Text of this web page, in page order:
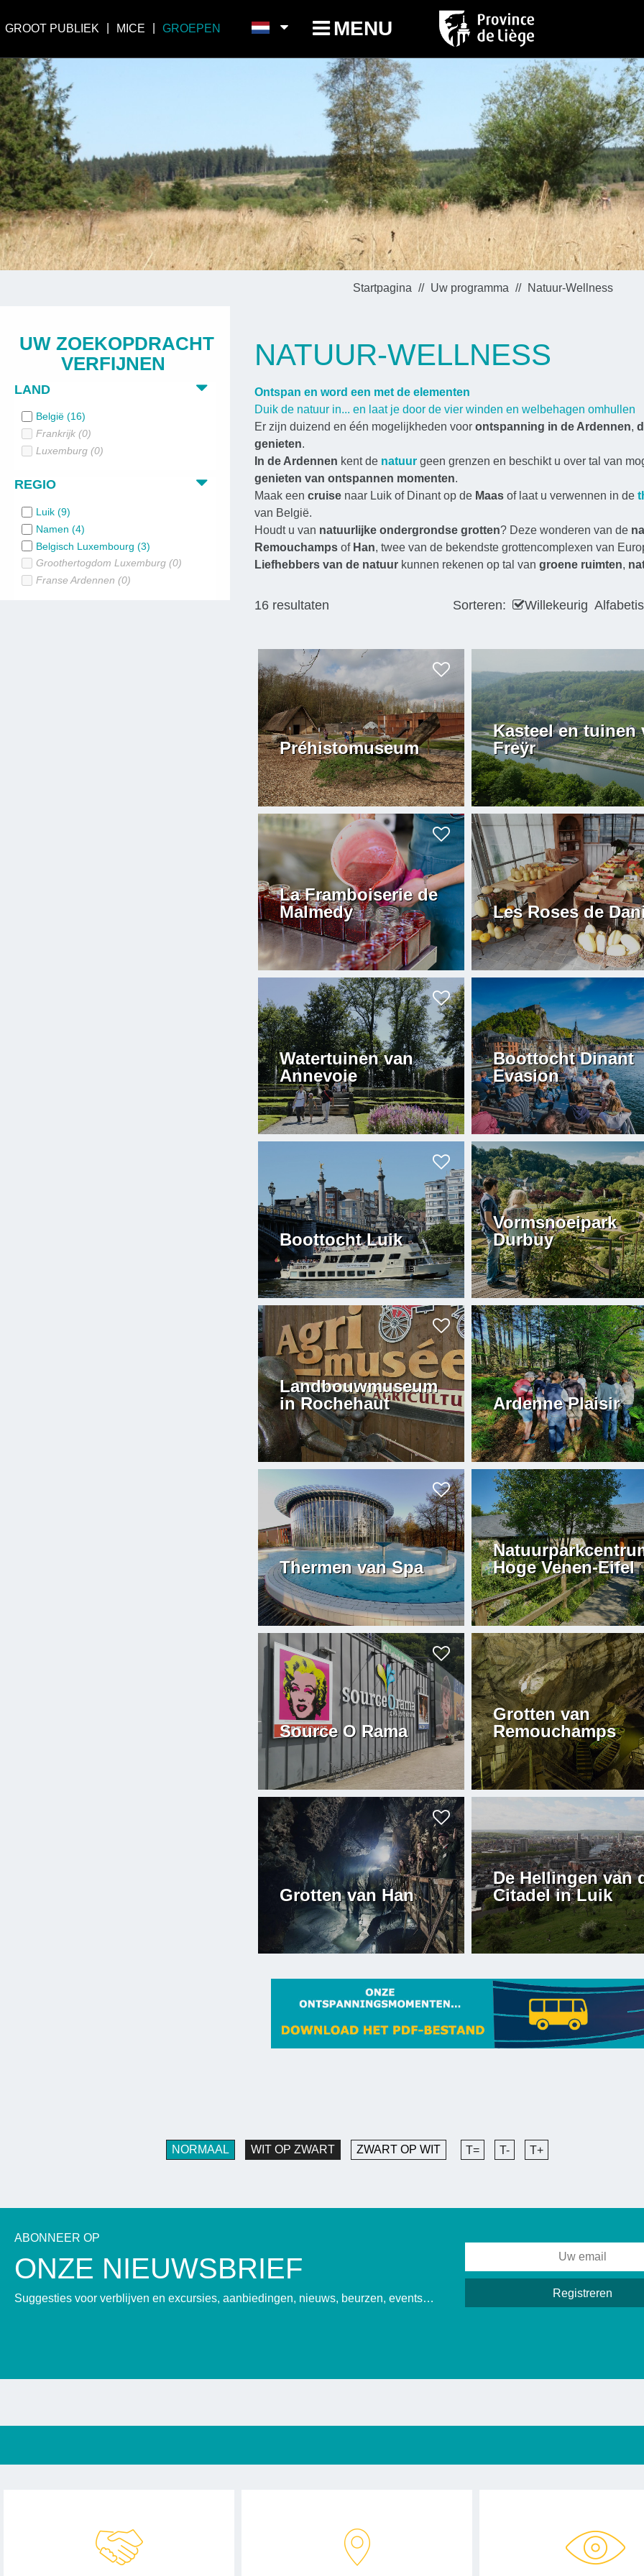
GROOT PUBLIEK MICE GROEPEN MENU
Startpagina Uw programma Natuur-Wellness
UW ZOEKOPDRACHT
VERFIJNEN
LAND
België (16)
Frankrijk (0)
Luxemburg (0)
REGIO
Luik (9)
Namen (4)
Belgisch Luxembourg (3)
Groothertogdom Luxemburg (0)
Franse Ardennen (0)
NATUUR-WELLNESS
Ontspan en word een met de elementen
Duik de natuur in... en laat je door de vier winden en welbehagen omhullen
Er zijn duizend en één mogelijkheden voor ontspanning in de Ardennen,
genieten.
In de Ardennen kent de natuur geen grenzen en beschikt u over tal van
genieten van ontspannen momenten.
Maak een cruise naar Luik of Dinant op de Maas of laat u verwennen in de
van België.
Houdt u van natuurlijke ondergrondse grotten? Deze wonderen van de
Remouchamps of Han, twee van de bekendste grottencomplexen van
Liefhebbers van de natuur kunnen rekenen op tal van groene ruimten,
16 resultaten Sorteren: Willekeurig
Préhistomuseum
Kasteel en tuinen
Freÿr
La Framboiserie de
Malmedy
Les Roses de
Watertuinen van
Annevoie
Boottocht Dinant
Evasion
Boottocht Luik
Vormsnoeipark
Durbuy
Landbouwmuseum
in Rochehaut
Ardenne Plaisir
Thermen van Spa
Hoge Venen-Eifel
Source O Rama
Grotten van
Remouchamps
Grotten van Han
De Hellingen van
Citadel in Luik
NORMAAL WIT OP ZWART ZWART OP WIT T= T- T+
ABONNEER OP
ONZE NIEUWSBRIEF
Suggesties voor verblijven en excursies, aanbiedingen, nieuws, beurzen, events…